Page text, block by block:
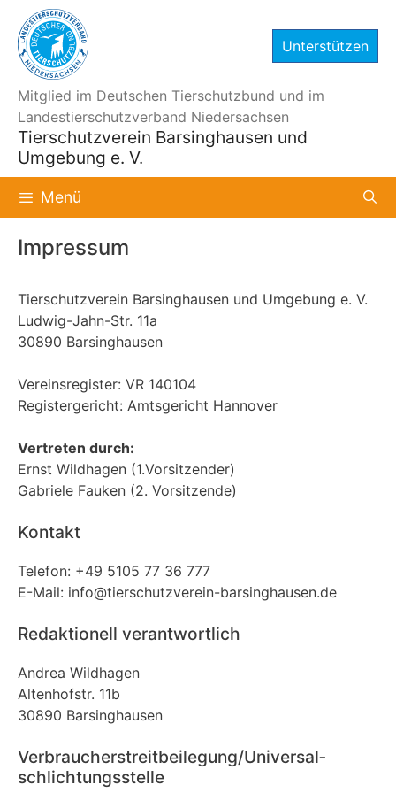
Inhalt
springen
Unterstützen
Tierschutzverein Barsinghausen und
Umgebung e. V.
Mitglied im Deutschen Tierschutzbund und im
Landestierschutzverband Niedersachsen
Menü
Impressum
Tierschutzverein Barsinghausen und Umgebung e. V.
Ludwig-Jahn-Str. 11a
30890 Barsinghausen
Vereinsregister: VR 140104
Registergericht: Amtsgericht Hannover
Vertreten durch:
Ernst Wildhagen (1.Vorsitzender)
Gabriele Fauken (2. Vorsitzende)
Kontakt
Telefon: +49 5105 77 36 777
E-Mail: info@tierschutzverein-barsinghausen.de
Redaktionell verantwortlich
Andrea Wildhagen
Altenhofstr. 11b
30890 Barsinghausen
Verbraucher­streit­beilegung/Universal­
schlichtungs­stelle